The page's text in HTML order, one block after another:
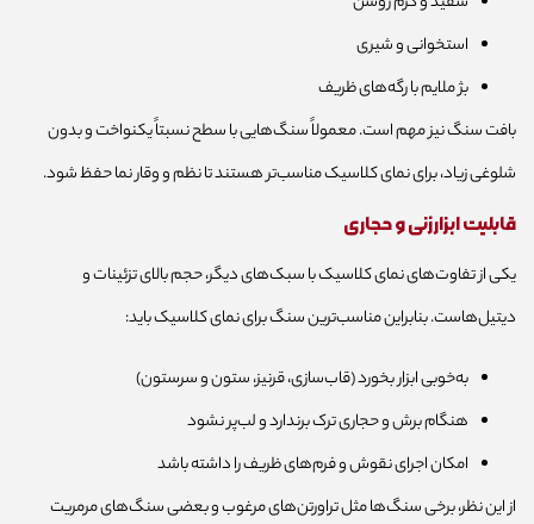
استخوانی و شیری
بژ ملایم با رگه‌های ظریف
بافت سنگ نیز مهم است. معمولاً سنگ‌هایی با سطح نسبتاً یکنواخت و بدون
شلوغی زیاد، برای نمای کلاسیک مناسب‌تر هستند تا نظم و وقار نما حفظ شود.
قابلیت ابزارزنی و حجاری
یکی از تفاوت‌های نمای کلاسیک با سبک‌های دیگر، حجم بالای تزئینات و
دیتیل‌هاست. بنابراین مناسب‌ترین سنگ برای نمای کلاسیک باید:
به‌خوبی ابزار بخورد (قاب‌سازی، قرنیز، ستون و سرستون)
هنگام برش و حجاری ترک برندارد و لب‌پر نشود
امکان اجرای نقوش و فرم‌های ظریف را داشته باشد
از این نظر، برخی سنگ‌ها مثل تراورتن‌های مرغوب و بعضی سنگ‌های مرمریت